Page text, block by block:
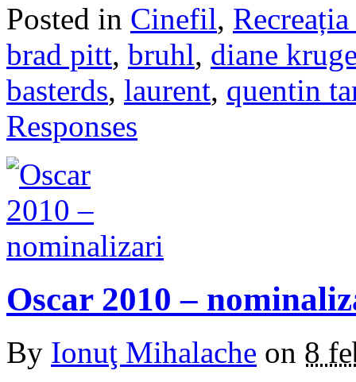
Posted in Cinefil,
brad pitt, bruhl, diane
basterds, laurent, quentin
Responses
Oscar 2010 –
By Ionuţ Mihalache on 8